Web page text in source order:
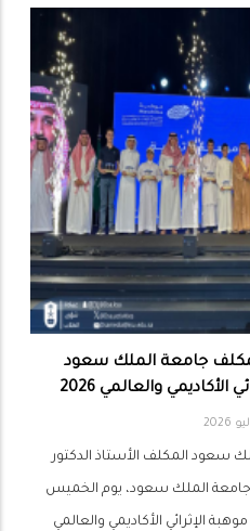
جامعة الملك سعود
والعالمي 2026
سعود المكلف الأستاذ الدكتور
الملك سعود، يوم الخميس
برنامج موهبة الإثرائي الأكاديمي والعالمي